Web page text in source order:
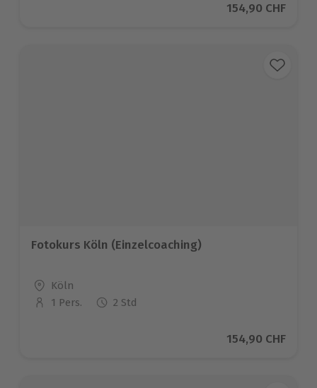
Aktueller Preis
154,90 CHF
Fotokurs Köln (Einzelcoaching)
Standort
Köln
Anzahl der Teilnehmer
1 Pers. 2 Std
Aktueller Preis
154,90 CHF